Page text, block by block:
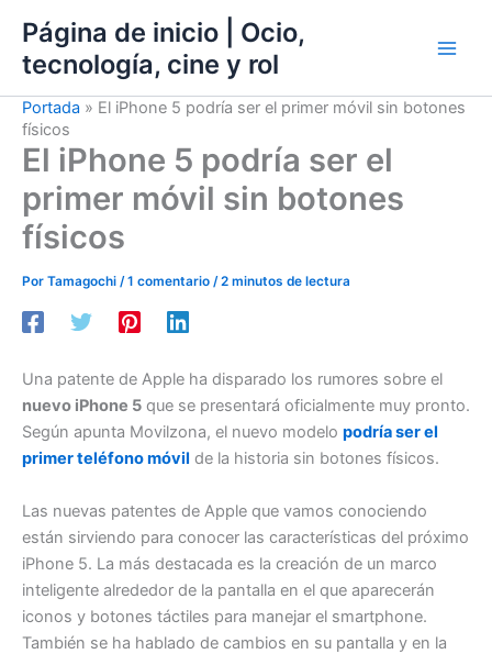
contenido
Página de inicio | Ocio,
tecnología, cine y rol
Portada » El iPhone 5 podría ser el primer móvil sin botones
físicos
El iPhone 5 podría ser el
primer móvil sin botones
físicos
Por Tamagochi /1 comentario /2 minutos de lectura
Una patente de Apple ha disparado los rumores sobre el
nuevo iPhone 5 que se presentará oficialmente muy pronto.
Según apunta Movilzona, el nuevo modelo podría ser el
primer teléfono móvil de la historia sin botones físicos.
Las nuevas patentes de Apple que vamos conociendo
están sirviendo para conocer las características del próximo
iPhone 5. La más destacada es la creación de un marco
inteligente alrededor de la pantalla en el que aparecerán
iconos y botones táctiles para manejar el smartphone.
También se ha hablado de cambios en su pantalla y en la